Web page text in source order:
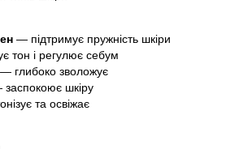
— підтримує пружність шкіри
тон і регулює себум
— глибоко зволожує
шкіру
та освіжає